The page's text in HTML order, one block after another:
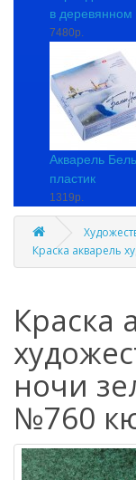
в
7480р.
Акварель
пластик
1319р.
Краска акварель
Краска
ночи
№760